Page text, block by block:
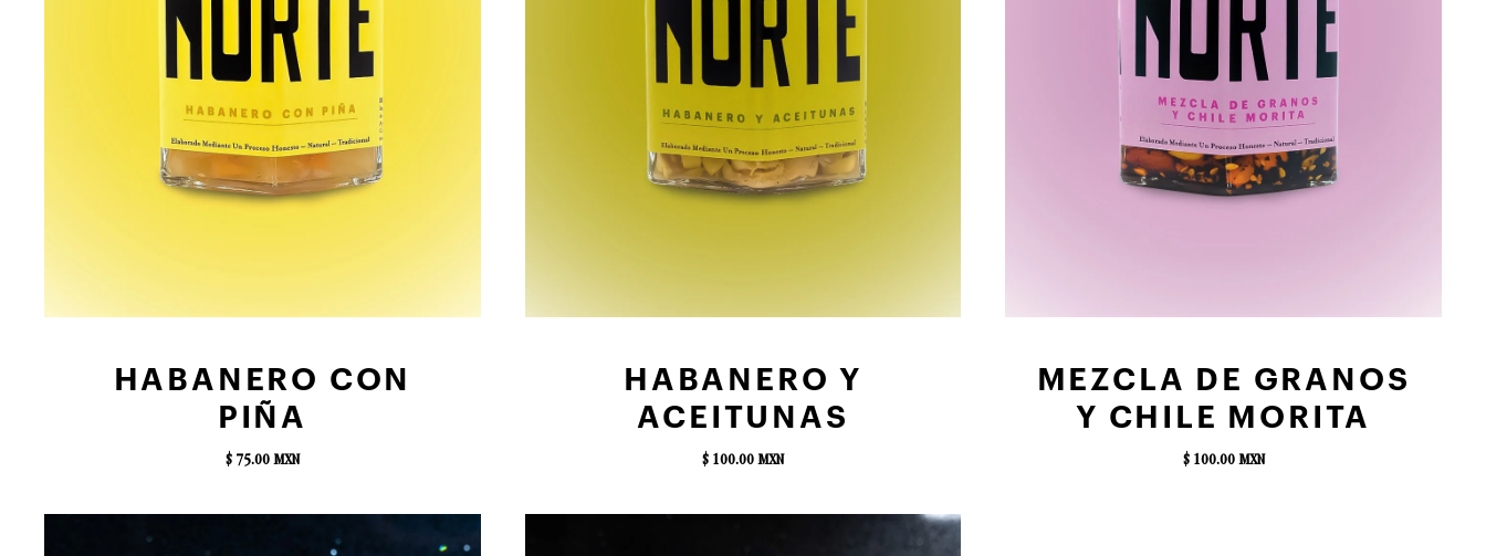
AGREGAR AL CARRITO
HABANERO CON
PIÑA
$ 75.00 MXN
AGREGAR AL CARRITO
HABANERO Y
ACEITUNAS
$ 100.00 MXN
AGREGAR AL CARRITO
MEZCLA DE GRANOS
Y CHILE MORITA
$ 100.00 MXN